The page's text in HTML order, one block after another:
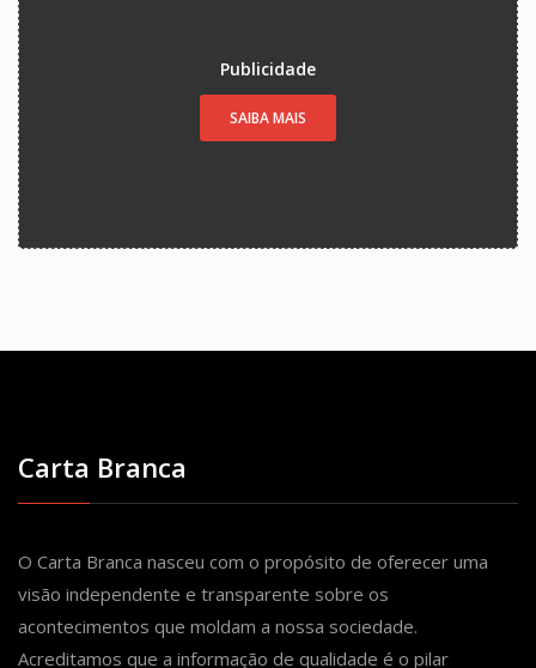
Publicidade
SAIBA MAIS
Carta Branca
O Carta Branca nasceu com o propósito de oferecer uma
visão independente e transparente sobre os
acontecimentos que moldam a nossa sociedade.
Acreditamos que a informação de qualidade é o pilar